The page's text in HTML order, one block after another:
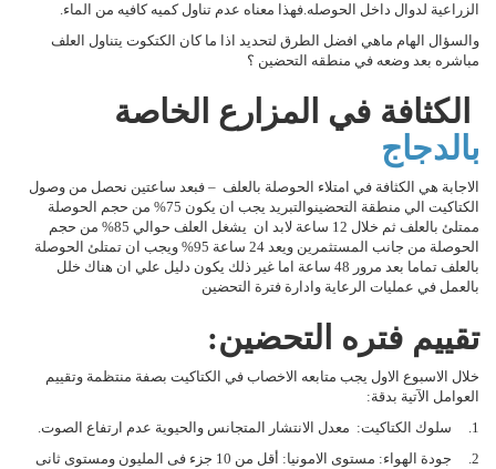
الزراعية لدوال داخل الحوصله.فهذا معناه عدم تناول كميه كافيه من الماء.
والسؤال الهام ماهي افضل الطرق لتحديد اذا ما كان الكتكوت يتناول العلف
مباشره بعد وضعه في منطقه التحضين ؟
الكثافة في المزارع الخاصة
بالدجاج
الاجابة هي الكثافة في امتلاء الحوصلة بالعلف – فبعد ساعتين نحصل من وصول
الكتاكيت الي منطقة التحضينوالتبريد يجب ان يكون 75% من حجم الحوصلة
ممتلئ بالعلف ثم خلال 12 ساعة لابد ان يشغل العلف حوالي 85% من حجم
الحوصلة من جانب المستثمرين ويعد 24 ساعة 95% ويجب ان تمتلئ الحوصلة
بالعلف تماما بعد مرور 48 ساعة اما غير ذلك يكون دليل علي ان هناك خلل
بالعمل في عمليات الرعاية وادارة فترة التحضين
تقييم فتره التحضين:
خلال الاسبوع الاول يجب متابعه الاخصاب في الكتاكيت بصفة منتظمة وتقييم
العوامل الآتية بدقة:
1. سلوك الكتاكيت: معدل الانتشار المتجانس والحيوية عدم ارتفاع الصوت.
2. جودة الهواء: مستوى الامونيا: أقل من 10 جزء فى المليون ومستوى ثانى